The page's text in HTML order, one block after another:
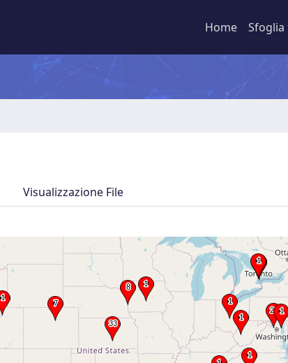
Home Sfoglia
Visualizzazione File